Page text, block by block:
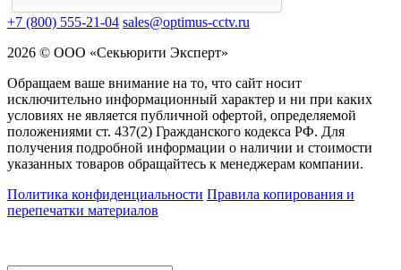
+7 (800) 555-21-04 sales@optimus-cctv.ru
2026 © ООО «Секьюрити Эксперт»
Обращаем ваше внимание на то, что сайт носит
исключительно информационный характер и ни при каких
условиях не является публичной офертой, определяемой
положениями ст. 437(2) Гражданского кодекса РФ. Для
получения подробной информации о наличии и стоимости
указанных товаров обращайтесь к менеджерам компании.
Политика конфиденциальности Правила копирования и
перепечатки материалов